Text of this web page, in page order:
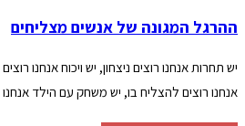
ההרגל המגונה של אנשים מצליחים
יש תחרות אנחנו רוצים ניצחון, יש ויכוח אנחנו
אנחנו רוצים להצליח בו, יש משחק עם הילד